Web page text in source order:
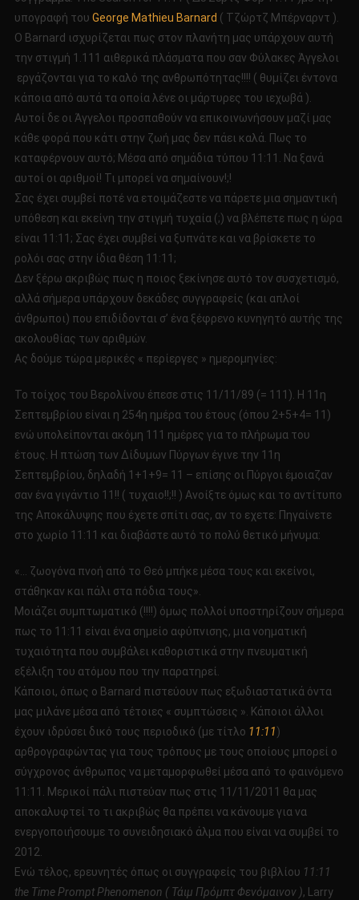
υπογραφή του George Mathieu Barnard ( Τζώρτζ Μπέρναρντ ).
Ο Barnard ισχυρίζεται πως στον πλανήτη μας υπάρχουν αυτή
την στιγμή 1.111 αιθερικά πλάσματα που σαν Φύλακες Άγγελοι
εργάζονται για το καλό της ανθρωπότητας!!!! ( θυμίζει έντονα
κάποια από αυτά τα οποία λένε οι μάρτυρες του ιεχωβά ).
Αυτοί δε οι Άγγελοι προσπαθούν να επικοινωνήσουν μαζί μας
κάθε φορά που κάτι στην ζωή μας δεν πάει καλά. Πως το
καταφέρνουν αυτό; Μέσα από σημάδια τύπου 11:11. Να ξανά
αυτοί οι αριθμοί! Τι μπορεί να σημαίνουν!;!
Σας έχει συμβεί ποτέ να ετοιμάζεστε να πάρετε μια σημαντική
υπόθεση και εκείνη την στιγμή τυχαία (;) να βλέπετε πως η ώρα
είναι 11:11; Σας έχει συμβεί να ξυπνάτε και να βρίσκετε το
ρολόι σας στην ίδια θέση 11:11;
Δεν ξέρω ακριβώς πως η ποιος ξεκίνησε αυτό τον συσχετισμό,
αλλά σήμερα υπάρχουν δεκάδες συγγραφείς (και απλοί
άνθρωποι) που επιδίδονται σ’ ένα ξέφρενο κυνηγητό αυτής της
ακολουθίας των αριθμών.
Ας δούμε τώρα μερικές « περίεργες » ημερομηνίες:
Το τοίχος του Βερολίνου έπεσε στις 11/11/89 (= 111). Η 11η
Σεπτεμβρίου είναι η 254η ημέρα του έτους (όπου 2+5+4= 11)
ενώ υπολείπονται ακόμη 111 ημέρες για το πλήρωμα του
έτους. Η πτώση των Δίδυμων Πύργων έγινε την 11η
Σεπτεμβρίου, δηλαδή 1+1+9= 11 – επίσης οι Πύργοι έμοιαζαν
σαν ένα γιγάντιο 11!! ( τυχαιο!!;!! ) Ανοίξτε όμως και το αντίτυπο
της Αποκάλυψης που έχετε σπίτι σας, αν το εχετε: Πηγαίνετε
στο χωρίο 11:11 και διαβάστε αυτό το πολύ θετικό μήνυμα:
«… ζωογόνα πνοή από το Θεό μπήκε μέσα τους και εκείνοι,
στάθηκαν και πάλι στα πόδια τους».
Μοιάζει συμπτωματικό (!!!!) όμως πολλοί υποστηρίζουν σήμερα
πως το 11:11 είναι ένα σημείο αφύπνισης, μια νοηματική
τυχαιότητα που συμβάλει καθοριστικά στην πνευματική
εξέλιξη του ατόμου που την παρατηρεί.
Κάποιοι, όπως ο Barnard πιστεύουν πως εξωδιαστατικά όντα
μας μιλάνε μέσα από τέτοιες « συμπτώσεις ». Κάποιοι άλλοι
έχουν ιδρύσει δικό τους περιοδικό (με τίτλο 11:11)
αρθρογραφώντας για τους τρόπους με τους οποίους μπορεί ο
σύγχρονος άνθρωπος να μεταμορφωθεί μέσα από το φαινόμενο
11:11. Μερικοί πάλι πιστεύαν πως στις 11/11/2011 θα μας
αποκαλυφτεί το τι ακριβώς θα πρέπει να κάνουμε για να
ενεργοποιήσουμε το συνειδησιακό άλμα που είναι να συμβεί το
2012.
Ενώ τέλος, ερευνητές όπως οι συγγραφείς του βιβλίου 11:11
the Time Prompt Phenomenon ( Τάιμ Πρόμπτ Φενόμαινον ), Larry